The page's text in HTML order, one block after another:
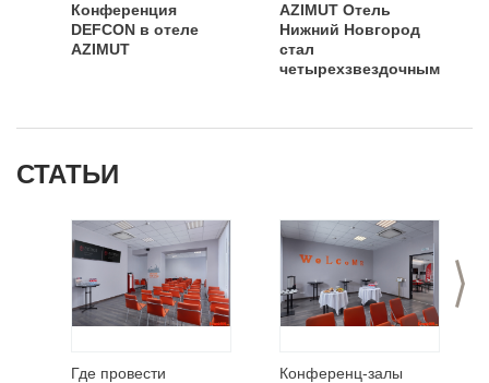
Конференция
DEFCON в отеле
AZIMUT
AZIMUT Отель
Нижний Новгород
стал
четырехзвездочным
СТАТЬИ
>
Где провести
Конференц-залы